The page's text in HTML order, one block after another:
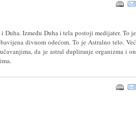
Duha. Između Duha i tela postoji medijater. To je
divnom odećom. To je Astralno telo. Već
da je astral dupliranje organizma i on